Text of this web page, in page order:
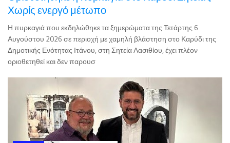
Η πυρκαγιά που εκδηλώθηκε τα ξημερώματα της Τετάρτης 6
Αυγούστου 2026 σε περιοχή με χαμηλή βλάστηση στο Καρύδι της
Δημοτικής Ενότητας Ιτάνου, στη Σητεία Λασιθίου, έχει πλέον
οριοθετηθεί και δεν παρουσ
Ελλάδα Πέμπτη 06.08.2026